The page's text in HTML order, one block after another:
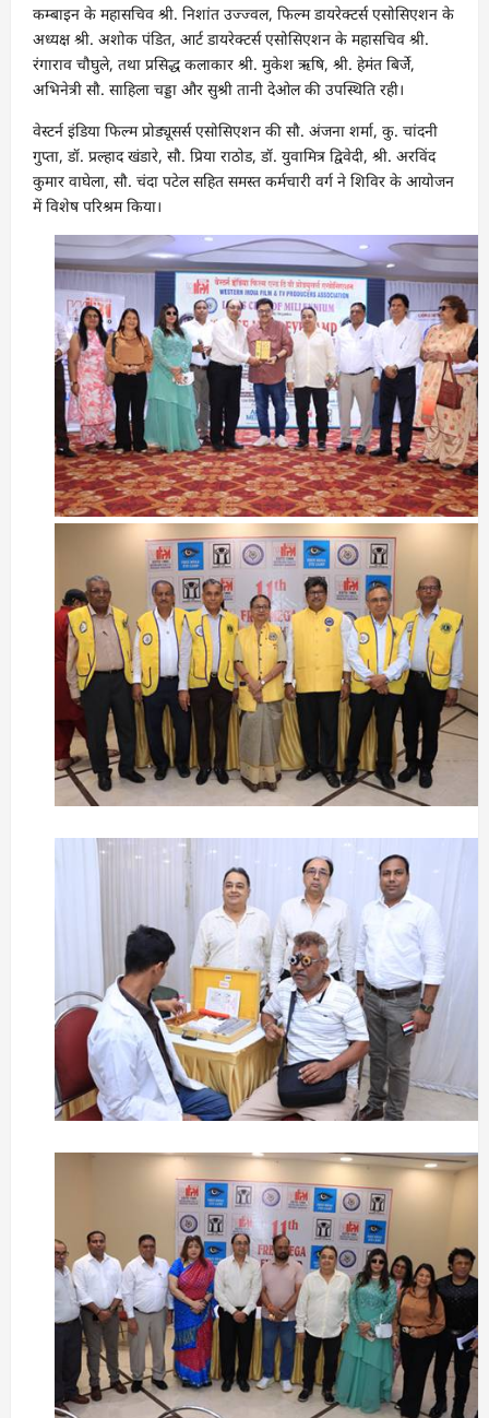
कम्बाइन के महासचिव श्री. निशांत उज्ज्वल, फिल्म डायरेक्टर्स एसोसिएशन के
अध्यक्ष श्री. अशोक पंडित, आर्ट डायरेक्टर्स एसोसिएशन के महासचिव श्री.
रंगाराव चौघुले, तथा प्रसिद्ध कलाकार श्री. मुकेश ऋषि, श्री. हेमंत बिर्जे,
अभिनेत्री सौ. साहिला चड्डा और सुश्री तानी देओल की उपस्थिति रही।
वेस्टर्न इंडिया फिल्म प्रोड्यूसर्स एसोसिएशन की सौ. अंजना शर्मा, कु. चांदनी
गुप्ता, डॉ. प्रल्हाद खंडारे, सौ. प्रिया राठोड, डॉ. युवामित्र द्विवेदी, श्री. अरविंद
कुमार वाघेला, सौ. चंदा पटेल सहित समस्त कर्मचारी वर्ग ने शिविर के आयोजन
में विशेष परिश्रम किया।